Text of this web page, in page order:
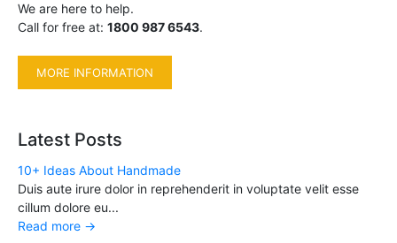
We are here to help.
Call for free at: 1800 987 6543.
MORE INFORMATION
Latest Posts
10+ Ideas About Handmade
Duis aute irure dolor in reprehenderit in voluptate velit esse
cillum dolore eu...
Read more →